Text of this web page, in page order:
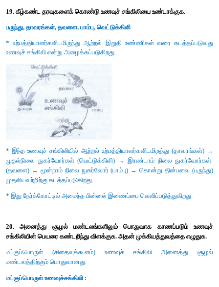
* இது பயனுள்ள ஒளி ஊடுருவல் இல்லாத பகுதி
* எனவே இப்பகுதி சார்பூட்ட உயிரிகளையும் மிகக் குறைந்த
கொண்டுள்ளது.
* இதனால் ஆழ்மிகு மண்டலத்தின் உற்பத்தித் திறன் குறைவாக
16. நிகர முதல்நிலை உற்பத்தி திறனைவிட மொத்த முதல் நிலை
மிகவும் திறன் வாய்ந்தது விவாதி.
* மொத்த முதல் நிலை உற்பத்தித்திறன் எனப் படுவது
மொத்த உணவு ஆற்றல் அல்லது கரிமப்பொருட்கள் அல்லது
முதல்நிலை உற்பத்தித்திறன் எனப்படுகிறது.
செயலால் ஏற்படும் இழப்பிற்குப் பிறகு எஞ்சியுள்ள ஆற்றல்
(NPP). NPP = GPP - சுவாச இழப்பு
* எனவே நிகர முதல்நிலை உற்பத்தி திறனைவிட
உற்பத்தித்திறன் மிகவும் திறன் வாய்ந்தது ஆகும்.